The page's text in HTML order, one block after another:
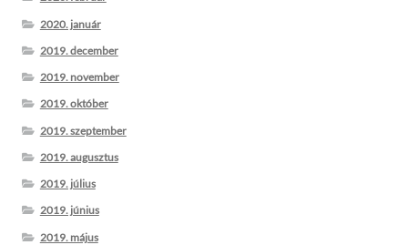
2020. január
2019. december
2019. november
2019. október
2019. szeptember
2019. augusztus
2019. július
2019. június
2019. május